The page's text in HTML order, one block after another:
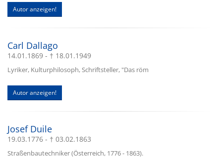
Autor anzeigen!
Carl Dallago
14.01.1869 - † 18.01.1949
Lyriker, Kulturphilosoph, Schriftsteller, "Das röm
Autor anzeigen!
Josef Duile
19.03.1776 - † 03.02.1863
Straßenbautechniker (Österreich, 1776 - 1863).